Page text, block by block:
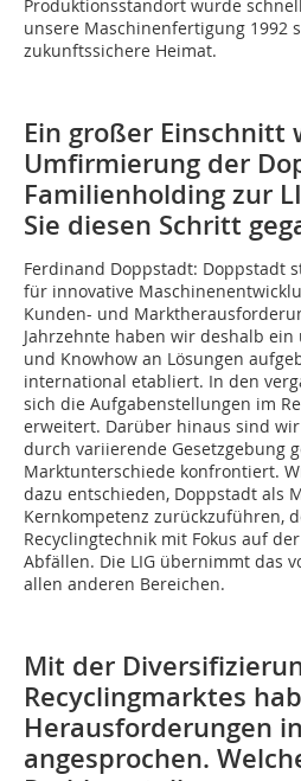
Produktionsstandort wurde
unsere Maschinenfertigung 1992
zukunftssichere Heimat.
Ein großer Einschnitt
Umfirmierung der
Familienholding zur
Sie diesen Schritt
Ferdinand Doppstadt: Doppstadt
für innovative
Kunden- und
Jahrzehnte haben wir deshalb
und Knowhow an Lösungen
international etabliert. In den
sich die Aufgabenstellungen im
erweitert. Darüber hinaus sind
durch variierende Gesetzgebung
Marktunterschiede konfrontiert.
dazu entschieden, Doppstadt als
Kernkompetenz zurückzuführen,
Recyclingtechnik mit Fokus auf
Abfällen. Die LIG übernimmt das
allen anderen Bereichen.
Mit der
Recyclingmarktes
Herausforderungen
angesprochen.